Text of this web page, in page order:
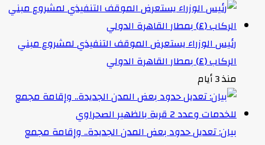
رئيس الوزراء يستعرض الموقف التنفيذي لمشروع مبني
الركاب (٤) بمطار القاهرة الدولي
منذ 3 أيام
بيان: تعديل حدود بعض المدن الجديدة.. وإقامة مجمع